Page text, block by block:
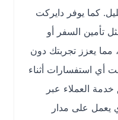
يوفر دايركت
السفر أو
يعزز تجربتك دون
أثناء
عبر
يعمل على مدار